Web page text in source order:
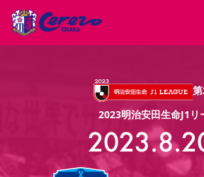
順位表
チームについて
チケット
クラブを知る
2023明治安田生命J1リ